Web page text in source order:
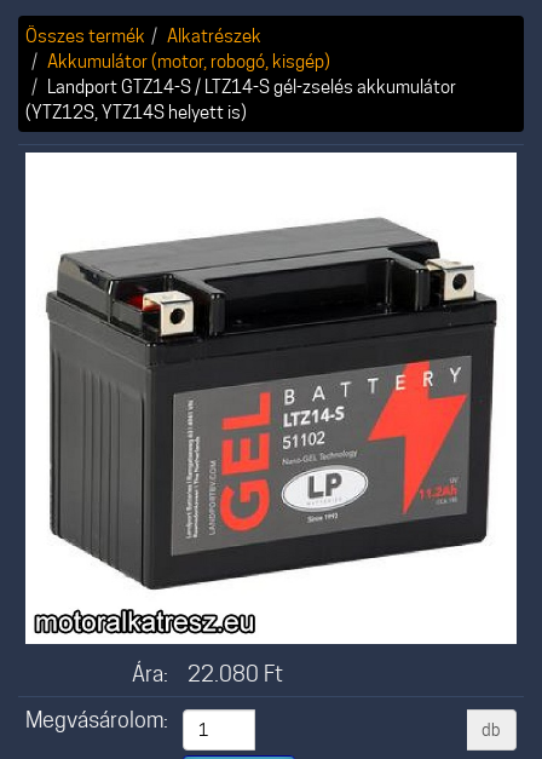
Összes termék
Alkatrészek
Akkumulátor (motor, robogó, kisgép)
Landport GTZ14-S / LTZ14-S gél-zselés akkumulátor
(YTZ12S, YTZ14S helyett is)
Ára: 22.080 Ft
Megvásárolom:
db